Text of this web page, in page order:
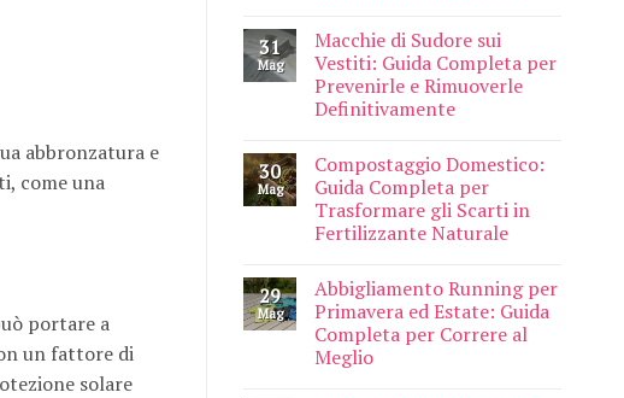
abbronzatura e
come una
portare a
un fattore di
solare
31
Mag
Macchie di Sudore sui
Vestiti: Guida Completa per
Prevenirle e Rimuoverle
Definitivamente
30
Mag
Compostaggio Domestico:
Guida Completa per
Trasformare gli Scarti in
Fertilizzante Naturale
29
Mag
Abbigliamento Running per
Primavera ed Estate: Guida
Completa per Correre al
Meglio